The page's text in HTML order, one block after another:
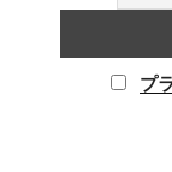
プ